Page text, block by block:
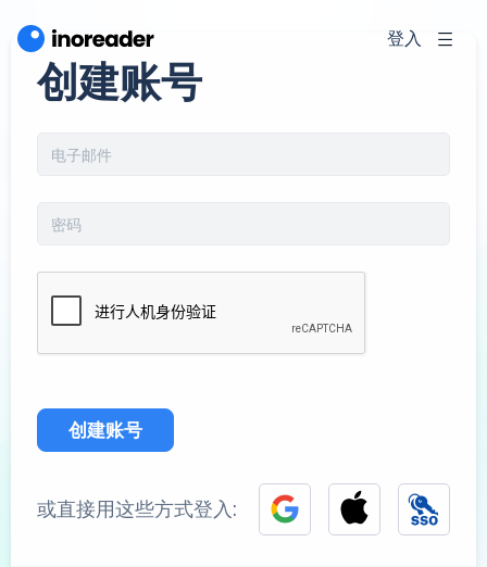
登入
创建账号
创建账号
或直接用这些方式登入: